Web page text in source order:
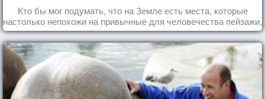
Кто бы мог подумать, что на Земле есть места, которые
настолько непохожи на привычные для человечества пейзажи,
что кажутся и вовсе инопланетными!